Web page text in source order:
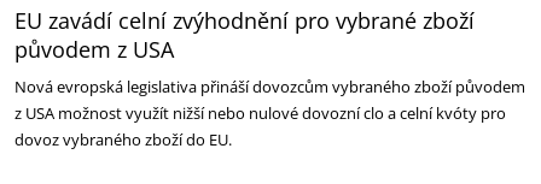
EU zavádí celní zvýhodnění pro vybrané zboží
původem z USA
Nová evropská legislativa přináší dovozcům vybraného zboží původem
z USA možnost využít nižší nebo nulové dovozní clo a celní kvóty pro
dovoz vybraného zboží do EU.